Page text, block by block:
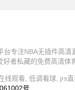
专注NBA无插件高清
者私藏的免费高清体
观看, 低调看球, jrs
号